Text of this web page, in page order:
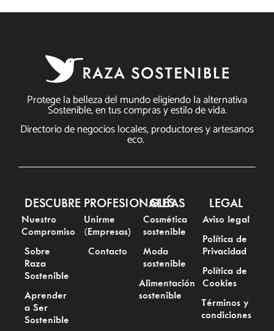
Protege la belleza del mundo eligiendo la alternativa
Sostenible, en tus compras y estilo de vida.
Directorio de negocios locales, productores y artesanos
eco.
DESCUBRE
Nuestro
Compromiso
Sobre
Raza
Sostenible
Aprender
a Ser
Sostenible
PROFESIONALES
Unirme
(Empresas)
Contacto
GUÍAS
Cosmética
sostenible
Moda
sostenible
Alimentación
sostenible
LEGAL
Aviso legal
Política de
Privacidad
Política de
Cookies
Términos y
condiciones